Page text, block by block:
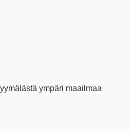
ympäri maailmaa